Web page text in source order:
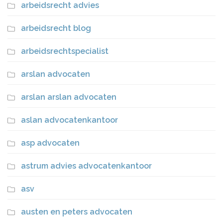
arbeidsrecht advies
arbeidsrecht blog
arbeidsrechtspecialist
arslan advocaten
arslan arslan advocaten
aslan advocatenkantoor
asp advocaten
astrum advies advocatenkantoor
asv
austen en peters advocaten